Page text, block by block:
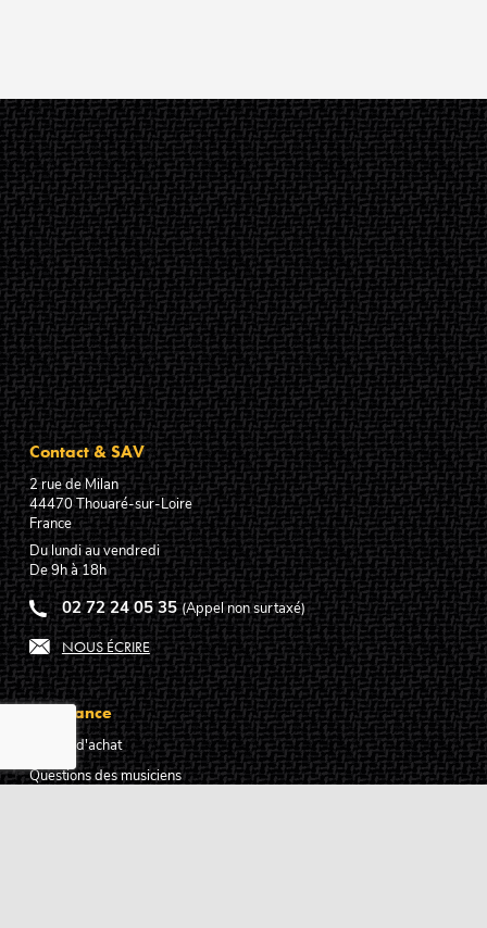
Contact & SAV
2 rue de Milan
44470Thouaré-sur-Loire
France
Du lundi au vendredi
De 9h à 18h
02 72 24 05 35 (Appel non surtaxé)
NOUS ÉCRIRE
Assistance
Guides d'achat
Questions des musiciens